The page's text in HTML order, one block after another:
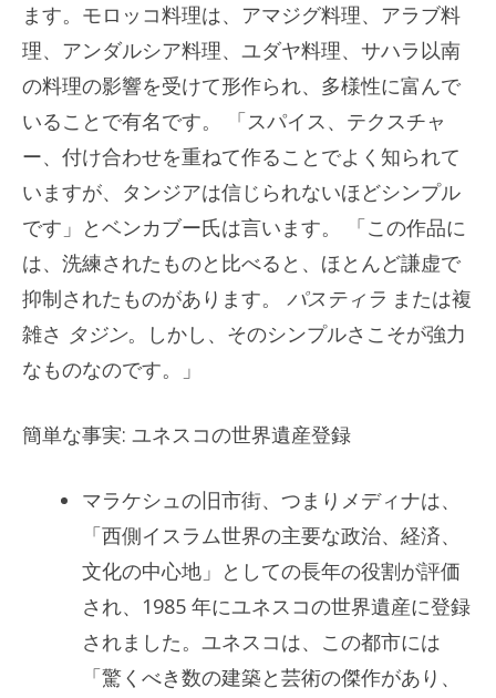
ます。モロッコ料理は、アマジグ料理、アラブ料
理、アンダルシア料理、ユダヤ料理、サハラ以南
の料理の影響を受けて形作られ、多様性に富んで
いることで有名です。 「スパイス、テクスチャ
ー、付け合わせを重ねて作ることでよく知られて
いますが、タンジアは信じられないほどシンプル
です」とベンカブー氏は言います。 「この作品に
は、洗練されたものと比べると、ほとんど謙虚で
抑制されたものがあります。 パスティラ または複
雑さ タジン。しかし、そのシンプルさこそが強力
なものなのです。」
簡単な事実: ユネスコの世界遺産登録
マラケシュの旧市街、つまりメディナは、
「西側イスラム世界の主要な政治、経済、
文化の中心地」としての長年の役割が評価
され、1985 年にユネスコの世界遺産に登録
されました。ユネスコは、この都市には
「驚くべき数の建築と芸術の傑作があり、